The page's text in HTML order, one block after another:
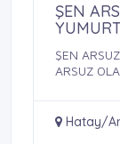
ŞEN
ŞEN
ARSUZ
Hatay/